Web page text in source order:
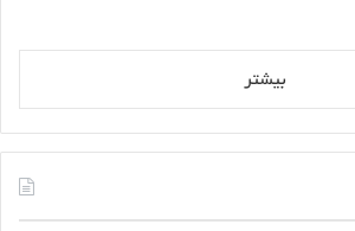
بیشتر